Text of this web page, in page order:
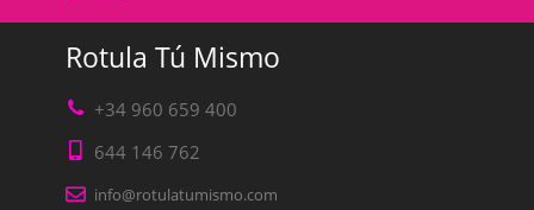
Rotula Tú Mismo
+34 960 659 400
644 146 762
info@rotulatumismo.com